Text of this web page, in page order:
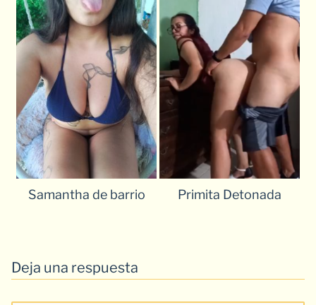
Samantha de barrio Primita Detonada
Deja una respuesta